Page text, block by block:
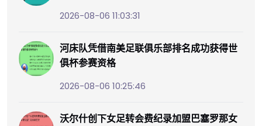
2026-08-06 11:03:31
河床队凭借南美足联俱乐部排名成功获得世
俱杯参赛资格
2026-08-06 10:25:46
沃尔什创下女足转会费纪录加盟巴塞罗那女